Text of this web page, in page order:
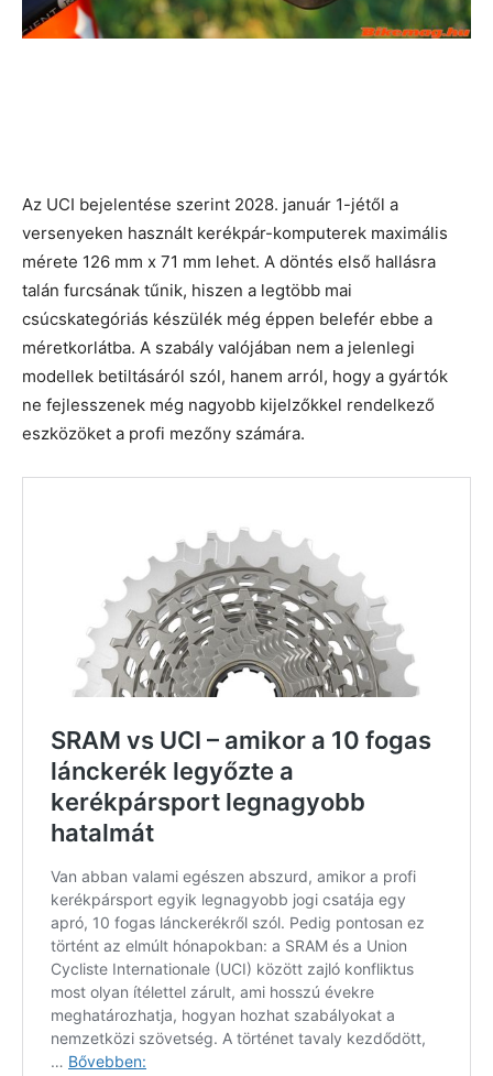
Az UCI bejelentése szerint 2028. január 1-jétől a
versenyeken használt kerékpár-komputerek maximális
mérete 126 mm x 71 mm lehet. A döntés első hallásra
talán furcsának tűnik, hiszen a legtöbb mai
csúcskategóriás készülék még éppen belefér ebbe a
méretkorlátba. A szabály valójában nem a jelenlegi
modellek betiltásáról szól, hanem arról, hogy a gyártók
ne fejlesszenek még nagyobb kijelzőkkel rendelkező
eszközöket a profi mezőny számára.